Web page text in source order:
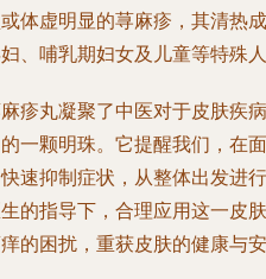
体虚明显的荨麻疹，其清热
、哺乳期妇女及儿童等特殊
疹丸凝聚了中医对于皮肤疾
一颗明珠。它提醒我们，在
速抑制症状，从整体出发进
的指导下，合理应用这一皮
的困扰，重获皮肤的健康与安